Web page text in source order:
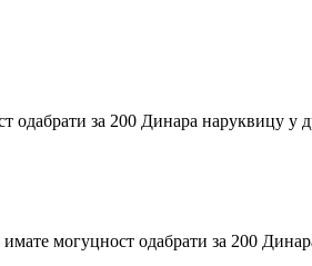
одабрати за 200 Динара наруквицу у
могуцност одабрати за 200